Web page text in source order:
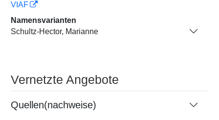
VIAF
Namensvarianten
Schultz-Hector, Marianne
Vernetzte Angebote
Quellen(nachweise)